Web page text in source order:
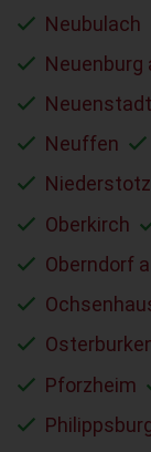
Neubulach
Neuenburg
Neuffen
Oberkirch
Oberndorf
Pforzheim